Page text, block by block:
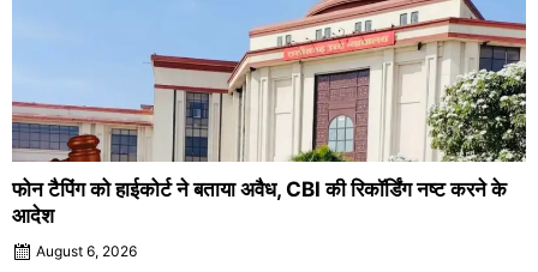
फोन टैपिंग को हाईकोर्ट ने बताया अवैध, CBI की रिकॉर्डिंग नष्ट करने के
आदेश
August 6, 2026